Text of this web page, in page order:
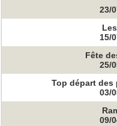
23/
15/
Fête
25/
Top départ des
03/
09/